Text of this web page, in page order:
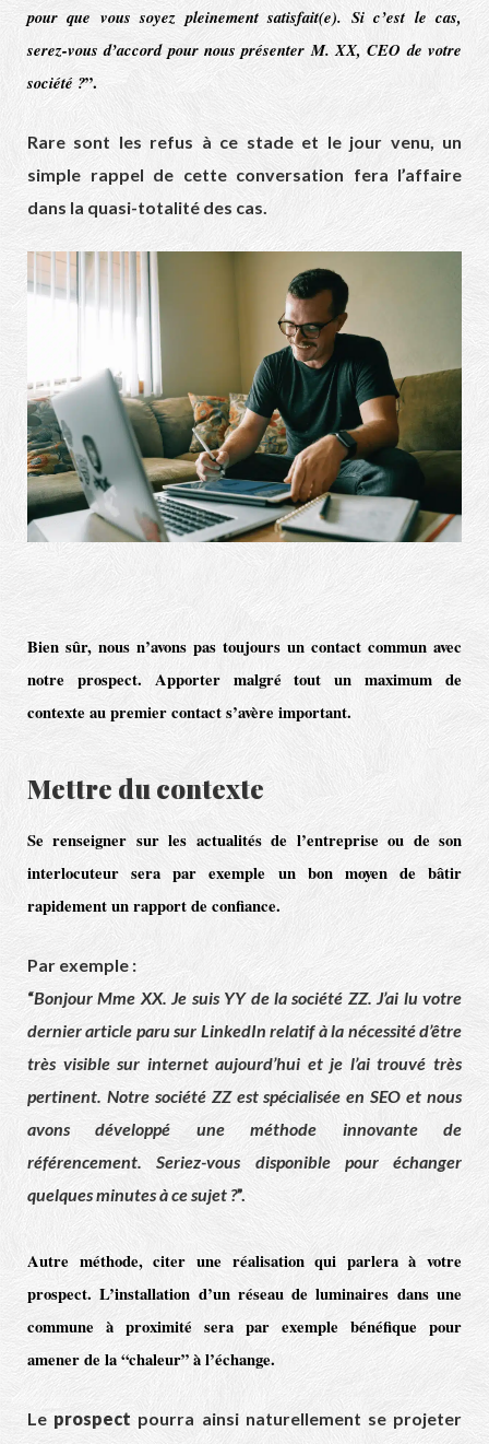
pour que vous soyez pleinement satisfait(e). Si c’est le cas,
serez-vous d’accord pour nous présenter M. XX, CEO de votre
société ?”.
Rare sont les refus à ce stade et le jour venu, un
simple rappel de cette conversation fera l’affaire
dans la quasi-totalité des cas.
Bien sûr, nous n’avons pas toujours un contact commun avec
notre prospect. Apporter malgré tout un maximum de
contexte au premier contact s’avère important.
Mettre du contexte
Se renseigner sur les actualités de l’entreprise ou de son
interlocuteur sera par exemple un bon moyen de bâtir
rapidement un rapport de confiance.
Par exemple :
“Bonjour Mme XX. Je suis YY de la société ZZ. J’ai lu votre
dernier article paru sur LinkedIn relatif à la nécessité d’être
très visible sur internet aujourd’hui et je l’ai trouvé très
pertinent. Notre société ZZ est spécialisée en SEO et nous
avons développé une méthode innovante de
référencement. Seriez-vous disponible pour échanger
quelques minutes à ce sujet ?”.
Autre méthode, citer une réalisation qui parlera à votre
prospect. L’installation d’un réseau de luminaires dans une
commune à proximité sera par exemple bénéfique pour
amener de la “chaleur” à l’échange.
Le prospect pourra ainsi naturellement se projeter